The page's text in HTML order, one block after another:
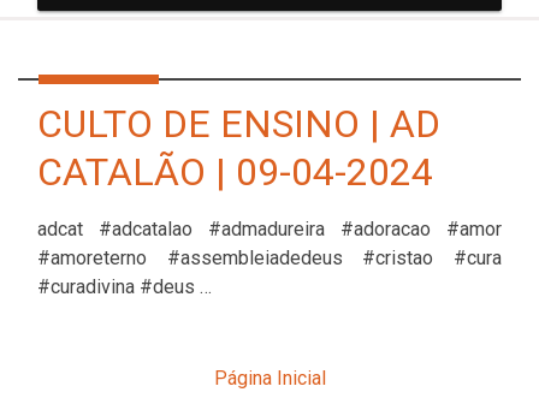
CULTO DE ENSINO | AD
CATALÃO | 09-04-2024
adcat #adcatalao #admadureira #adoracao #amor
#amoreterno #assembleiadedeus #cristao #cura
#curadivina #deus …
Página Inicial